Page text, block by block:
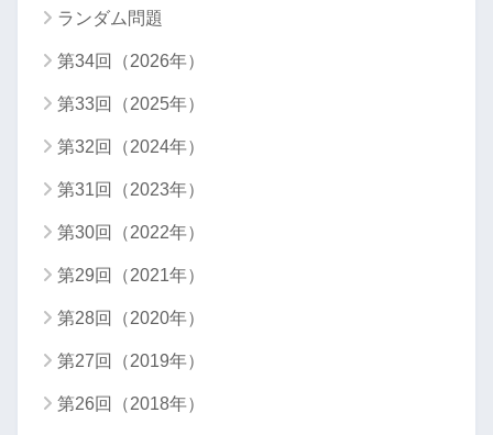
ランダム問題
第34回（2026年）
第33回（2025年）
第32回（2024年）
第31回（2023年）
第30回（2022年）
第29回（2021年）
第28回（2020年）
第27回（2019年）
第26回（2018年）